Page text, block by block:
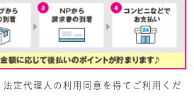
定代理人の利用同意を得てご利用くだ